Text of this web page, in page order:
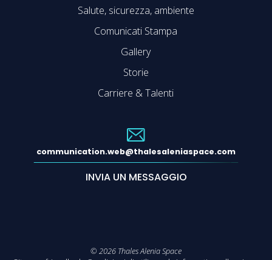
Salute, sicurezza, ambiente
Comunicati Stampa
Gallery
Storie
Carriere & Talenti
communication.web@thalesaleniaspace.com
INVIA UN MESSAGGIO
© 2026 Thales Alenia Space